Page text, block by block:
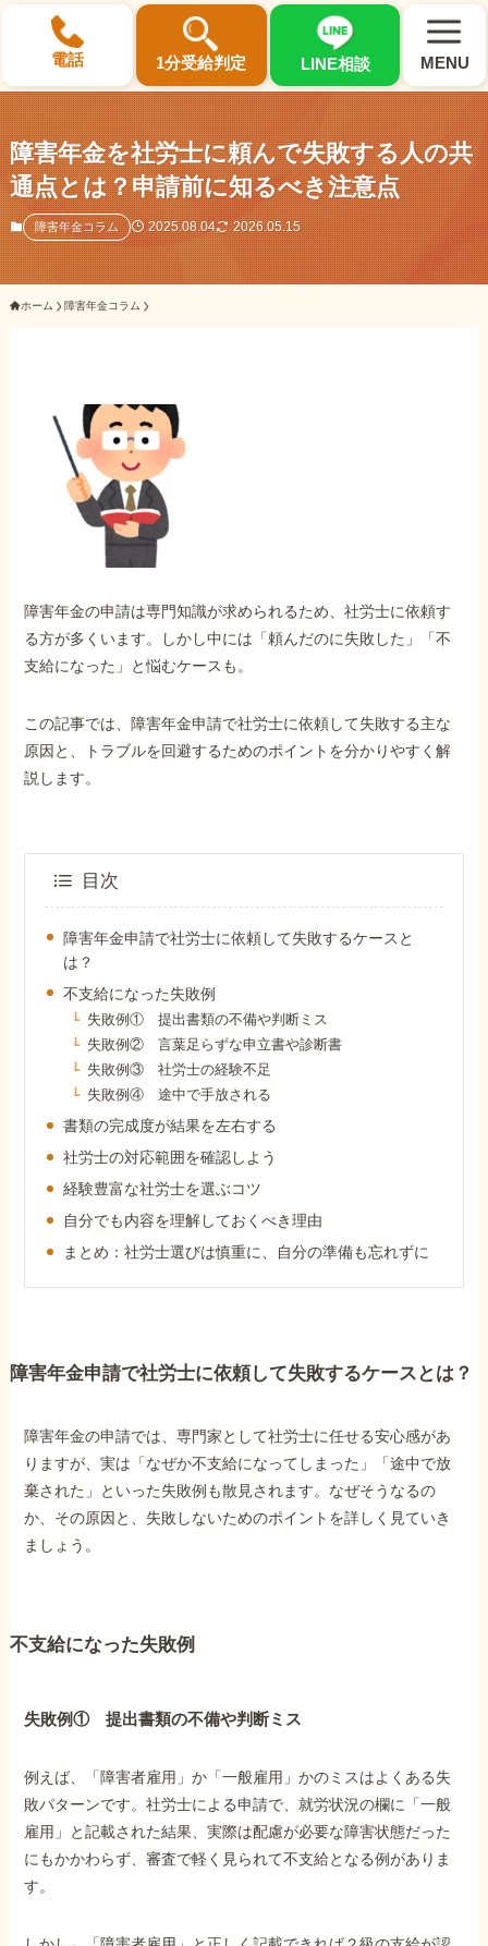
電話 1分受給判定 LINE相談 MENU
×
選ばれる3つの理由
初回相談料0円・受給後報酬型
サポート料金について
ご相談事例をみる
外出困難でもOK
非対面で申請できる
ホーム
障害年金の金額
障害年金コラム
お知らせ
お客様からの感謝のお手紙
サイトマップ
で受給相談をする
他社と何が違うの？
当事務所に
089-907-3797
障害年金を社労士に頼んで失敗する人の共
通点とは？申請前に知るべき注意点
障害年金コラム 2025.08.04 2026.05.15
ホーム 障害年金コラム
障害年金の申請は専門知識が求められるため、社労士に依頼す
る方が多くいます。しかし中には「頼んだのに失敗した」「不
支給になった」と悩むケースも。
この記事では、障害年金申請で社労士に依頼して失敗する主な
原因と、トラブルを回避するためのポイントを分かりやすく解
説します。
目次
障害年金申請で社労士に依頼して失敗するケースと
は？
不支給になった失敗例
失敗例① 提出書類の不備や判断ミス
失敗例② 言葉足らずな申立書や診断書
失敗例③ 社労士の経験不足
失敗例④ 途中で手放される
書類の完成度が結果を左右する
社労士の対応範囲を確認しよう
経験豊富な社労士を選ぶコツ
自分でも内容を理解しておくべき理由
まとめ：社労士選びは慎重に、自分の準備も忘れずに
障害年金申請で社労士に依頼して失敗するケースとは？
障害年金の申請では、専門家として社労士に任せる安心感があ
りますが、実は「なぜか不支給になってしまった」「途中で放
棄された」といった失敗例も散見されます。なぜそうなるの
か、その原因と、失敗しないためのポイントを詳しく見ていき
ましょう。
不支給になった失敗例
失敗例① 提出書類の不備や判断ミス
例えば、「障害者雇用」か「一般雇用」かのミスはよくある失
敗パターンです。社労士による申請で、就労状況の欄に「一般
雇用」と記載された結果、実際は配慮が必要な障害状態だった
にもかかわらず、審査で軽く見られて不支給となる例がありま
す。